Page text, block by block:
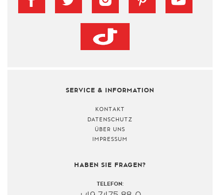
SERVICE & INFORMATION
KONTAKT
DATENSCHUTZ
ÜBER UNS
IMPRESSUM
HABEN SIE FRAGEN?
TELEFON: